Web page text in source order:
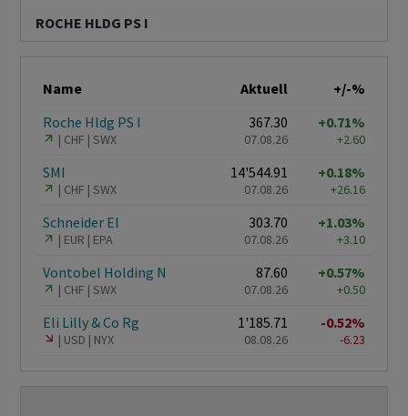
ROCHE HLDG PS I
Name Aktuell
+/-%
Roche Hldg PS I
CHF SWX
367.30
07.08.26
+0.71%
+2.60
SMI
CHF SWX
14'544.91
07.08.26
+0.18%
+26.16
Schneider El
EUR EPA
303.70
07.08.26
+1.03%
+3.10
Vontobel Holding N
CHF SWX
87.60
07.08.26
+0.57%
+0.50
Eli Lilly & Co Rg
USD NYX
1'185.71
08.08.26
-0.52%
-6.23